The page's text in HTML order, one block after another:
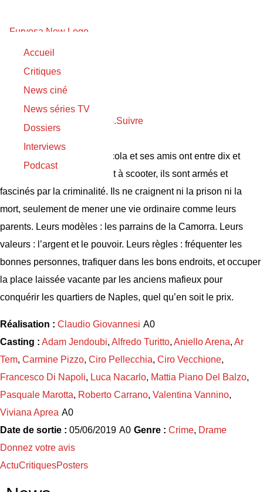
Accueil
Critiques
News ciné
News séries TV
Dossiers
Interviews
Podcast
05/06/2019
Piranhas
Please login to follow items.Suivre
Nicola et ses amis ont entre dix et
quinze ans. Ils se déplacent à scooter, ils sont armés et
fascinés par la criminalité. Ils ne craignent ni la prison ni la
mort, seulement de mener une vie ordinaire comme leurs
parents. Leurs modèles : les parrains de la Camorra. Leurs
valeurs : l’argent et le pouvoir. Leurs règles : fréquenter les
bonnes personnes, trafiquer dans les bons endroits, et occuper
la place laissée vacante par les anciens mafieux pour
conquérir les quartiers de Naples, quel qu’en soit le prix.
Réalisation : Claudio Giovannesi
Casting : Adam Jendoubi, Alfredo Turitto, Aniello Arena, Ar
Tem, Carmine Pizzo, Ciro Pellecchia, Ciro Vecchione,
Francesco Di Napoli, Luca Nacarlo, Mattia Piano Del Balzo,
Pasquale Marotta, Roberto Carrano, Valentina Vannino,
Viviana Aprea
Date de sortie : 05/06/2019 Genre : Crime, Drame
Donnez votre avis
ActuCritiquesPosters